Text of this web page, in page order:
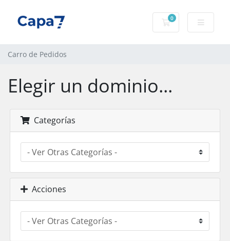
0
Carro de Pedidos
Carro de Pedidos
Elegir un dominio...
Categorías
Acciones